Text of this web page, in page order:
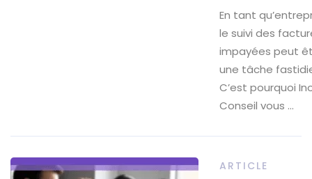
En tant
le suivi des
impayées peut
une tâche
C’est pourquoi
Conseil vous …
ARTICLE